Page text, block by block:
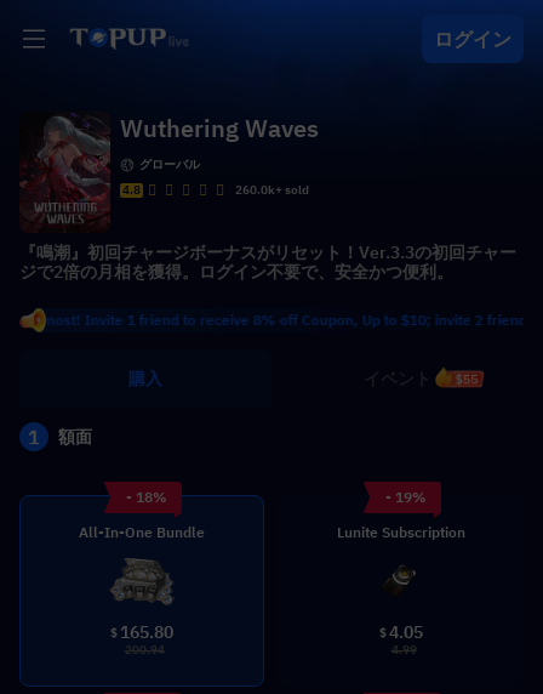
ログイン
Wuthering Waves
グローバル
4.8
260.0k+ sold
『鳴潮』初回チャージボーナスがリセット！Ver.3.3の初回チャー
ジで2倍の月相を獲得。ログイン不要で、安全かつ便利。
Invite 1 friend to receive 8% off Coupon, Up to $10; invite 2 friends to
購入 $55
1 額面
- 18%
All-In-One Bundle
$ 165.80
200.94
- 19%
Lunite Subscription
$4.05
4.99